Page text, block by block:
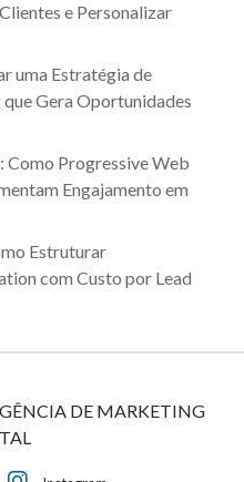
e Personalizar
uma Estratégia de
Gera Oportunidades
Progressive Web
Engajamento em
Estruturar
com Custo por Lead
DE MARKETING